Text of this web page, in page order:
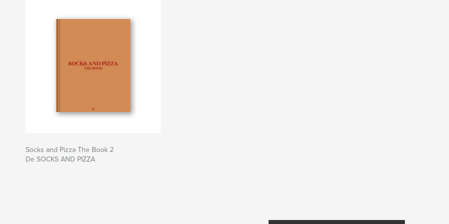
Socks and Pizza The Book 2
De SOCKS AND PIZZA